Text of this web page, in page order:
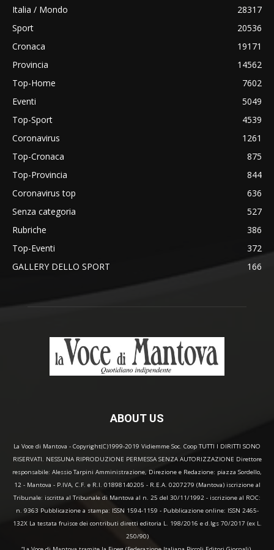
Italia / Mondo
28317
Sport
20536
Cronaca
19171
Provincia
14562
Top-Home
7602
Eventi
5049
Top-Sport
4539
Coronavirus
1261
Top-Cronaca
875
Top-Provincia
844
Coronavirus top
636
Senza categoria
527
Rubriche
386
Top-Eventi
372
GALLERY DELLO SPORT
166
ABOUT US
La Voce di Mantova - Copyright(C)1999-2019 Vidiemme Soc. Coop TUTTI I DIRITTI SONO
RISERVATI. NESSUNA RIPRODUZIONE PERMESSA SENZA AUTORIZZAZIONE Direttore
responsabile: Alessio Tarpini Amministrazione, Direzione e Redazione: piazza Sordello,
12 - Mantova - P.IVA, C.F. e R.I. 01898140205 - R.E.A. 0207279 (Mantova) iscrizione al
Tribunale: iscritta al Tribunale di Mantova al n. 25 del 30/11/1992 - iscrizione al ROC:
n. 9363 Pubblicazione a stampa: ISSN 1594-1159 - Pubblicazione online: ISSN 2465-
132X La testata fruisce dei contributi diretti editoria L. 198/2016 e d.lgs 70/2017 (ex L.
250/90)